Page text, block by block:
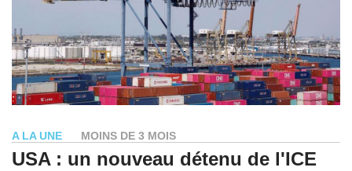
A LA UNE MOINS DE 3 MOIS
USA : un nouveau détenu de l'ICE